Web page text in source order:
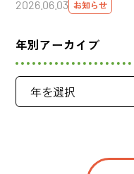
2026.06.03 お知らせ
年別アーカイブ